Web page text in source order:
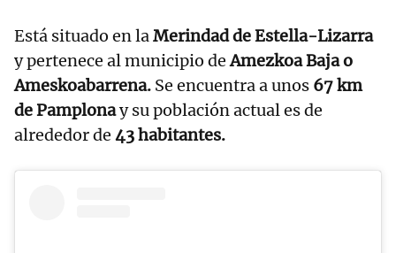
Está situado en laMerindad de Estella-Lizarra
y pertenece al municipio deAmezkoa Baja o
Ameskoabarrena. Se encuentra a unos 67 km
de Pamplonay su población actual es de
alrededor de 43 habitantes.